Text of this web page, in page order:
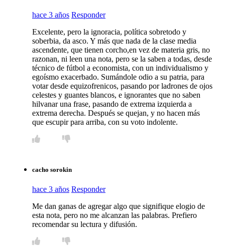
hace 3 años Responder
Excelente, pero la ignoracia, política sobretodo y
soberbia, da asco. Y más que nada de la clase media
ascendente, que tienen corcho,en vez de materia gris, no
razonan, ni leen una nota, pero se la saben a todas, desde
técnico de fútbol a economista, con un individualismo y
egoísmo exacerbado. Sumándole odio a su patria, para
votar desde equizofrenicos, pasando por ladrones de ojos
celestes y guantes blancos, e ignorantes que no saben
hilvanar una frase, pasando de extrema izquierda a
extrema derecha. Después se quejan, y no hacen más
que escupir para arriba, con su voto indolente.
cacho sorokin
hace 3 años Responder
Me dan ganas de agregar algo que signifique elogio de
esta nota, pero no me alcanzan las palabras. Prefiero
recomendar su lectura y difusión.